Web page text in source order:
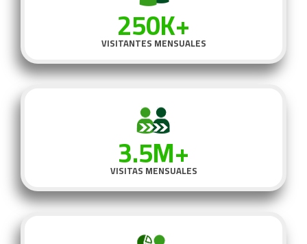
250K+
VISITANTES MENSUALES
3.5M+
VISITAS MENSUALES